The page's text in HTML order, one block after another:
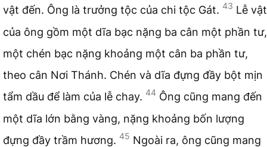
vật đến. Ông là trưởng tộc của chi tộc Gát. 43 Lễ vật
của ông gồm một dĩa bạc nặng ba cân một phần tư,
một chén bạc nặng khoảng một cân ba phần tư,
theo cân Nơi Thánh. Chén và dĩa đựng đầy bột mịn
tẩm dầu để làm của lễ chay. 44 Ông cũng mang đến
một dĩa lớn bằng vàng, nặng khoảng bốn lượng
đựng đầy trầm hương. 45 Ngoài ra, ông cũng mang